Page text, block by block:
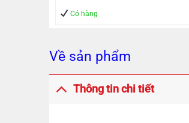
Có hàng
Về sản phẩm
Thông tin chi tiết